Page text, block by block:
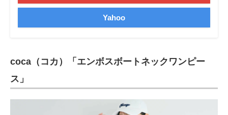
Yahoo
coca（コカ）「エンボスボートネックワンピー
ス」